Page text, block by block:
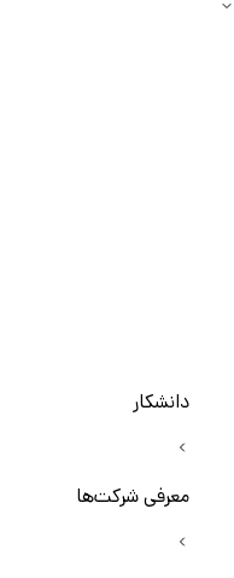
دانشکار
معرفی شرکت‌ها